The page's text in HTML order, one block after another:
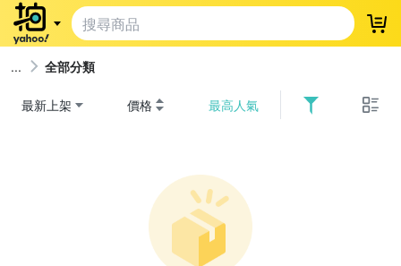
登
全部分類
最新上架 價格 最高人氣